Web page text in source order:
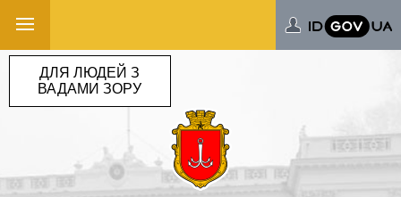
ДЛЯ ЛЮДЕЙ З
ВАДАМИ ЗОРУ